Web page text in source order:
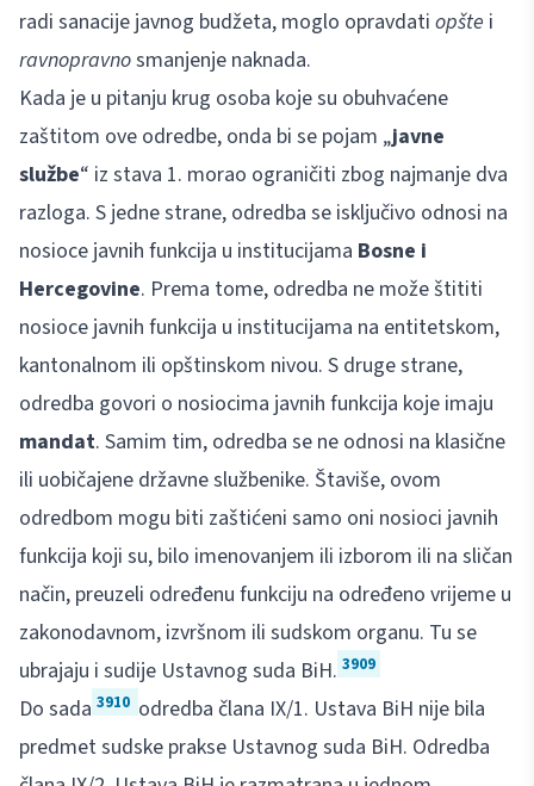
radi sanacije javnog budžeta, moglo opravdati opšte i
ravnopravnosmanjenje naknada.
Kada je u pitanju krug osoba koje su obuhvaćene
zaštitom ove odredbe, onda bi se pojam „javne
službe“ iz stava 1. morao ograničiti zbog najmanje dva
razloga. S jedne strane, odredba se isključivo odnosi na
nosioce javnih funkcija u institucijama Bosne i
Hercegovine. Prema tome, odredba ne može štititi
nosioce javnih funkcija u institucijama na entitetskom,
kantonalnom ili opštinskom nivou. S druge strane,
odredba govori o nosiocima javnih funkcija koje imaju
mandat. Samim tim, odredba se ne odnosi na klasične
ili uobičajene državne službenike. Štaviše, ovom
odredbom mogu biti zaštićeni samo oni nosioci javnih
funkcija koji su, bilo imenovanjem ili izborom ili na sličan
način, preuzeli određenu funkciju na određeno vrijeme u
zakonodavnom, izvršnom ili sudskom organu. Tu se
ubrajaju i sudije Ustavnog suda BiH. 3909
Do sada 3910 odredba člana IX/1. Ustava BiH nije bila
predmet sudske prakse Ustavnog suda BiH. Odredba